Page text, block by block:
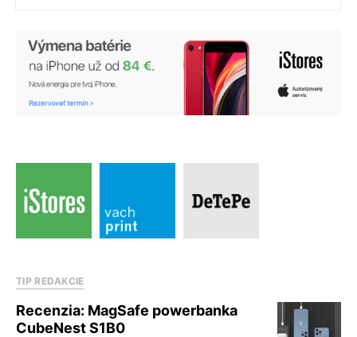
TIP REDAKCIE
Recenzia: MagSafe powerbanka
CubeNest S1B0